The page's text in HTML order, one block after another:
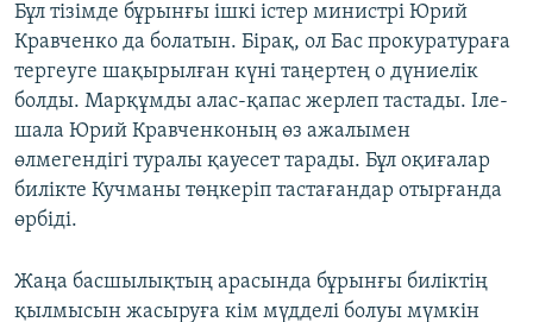
Бұл тізімде бұрынғы ішкі істер министрі Юрий
Кравченко да болатын. Бірақ, ол Бас прокуратураға
тергеуге шақырылған күні таңертең о дүниелік
болды. Марқұмды алас-қапас жерлеп тастады. Іле-
шала Юрий Кравченконың өз ажалымен
өлмегендігі туралы қауесет тарады. Бұл оқиғалар
билікте Кучманы төңкеріп тастағандар отырғанда
өрбіді.
Жаңа басшылықтың арасында бұрынғы биліктің
қылмысын жасыруға кім мүдделі болуы мүмкін